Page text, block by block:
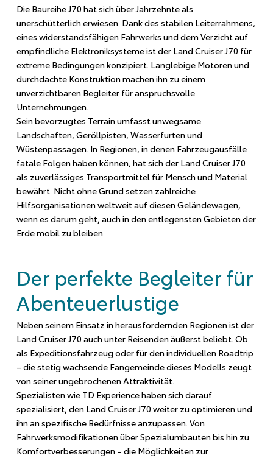
Die Baureihe J70 hat sich über Jahrzehnte als
unerschütterlich erwiesen. Dank des stabilen Leiterrahmens,
eines widerstandsfähigen Fahrwerks und dem Verzicht auf
empfindliche Elektroniksysteme ist der Land Cruiser J70 für
extreme Bedingungen konzipiert. Langlebige Motoren und
durchdachte Konstruktion machen ihn zu einem
unverzichtbaren Begleiter für anspruchsvolle
Unternehmungen.
Sein bevorzugtes Terrain umfasst unwegsame
Landschaften, Geröllpisten, Wasserfurten und
Wüstenpassagen. In Regionen, in denen Fahrzeugausfälle
fatale Folgen haben können, hat sich der Land Cruiser J70
als zuverlässiges Transportmittel für Mensch und Material
bewährt. Nicht ohne Grund setzen zahlreiche
Hilfsorganisationen weltweit auf diesen Geländewagen,
wenn es darum geht, auch in den entlegensten Gebieten der
Erde mobil zu bleiben.
Der perfekte Begleiter für
Abenteuerlustige
Neben seinem Einsatz in herausfordernden Regionen ist der
Land Cruiser J70 auch unter Reisenden äußerst beliebt. Ob
als Expeditionsfahrzeug oder für den individuellen Roadtrip
– die stetig wachsende Fangemeinde dieses Modells zeugt
von seiner ungebrochenen Attraktivität.
Spezialisten wie TD Experience haben sich darauf
spezialisiert, den Land Cruiser J70 weiter zu optimieren und
ihn an spezifische Bedürfnisse anzupassen. Von
Fahrwerksmodifikationen über Spezialumbauten bis hin zu
Komfortverbesserungen – die Möglichkeiten zur